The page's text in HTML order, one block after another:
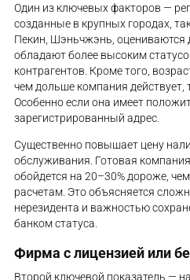
Один из ключевых факторов —
созданные в крупных городах,
Пекин, Шэньчжэнь, оцениваются
обладают более высоким
контрагентов. Кроме того,
чем дольше компания действует,
Особенно если она имеет
зарегистрированный адрес.
Существенно повышает цену
обслуживания. Готовая
обойдется на 20–30% дороже,
расчетам. Это объясняется
нерезидента и важностью
банком статуса.
Фирма с лицензией или
Второй ключевой показатель —